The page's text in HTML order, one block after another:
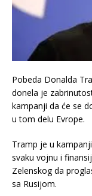
Pobeda Donalda
donela je
kampanji da će se
u tom delu Evrope.
Tramp je u
svaku vojnu i
Zelenskog da
sa Rusijom.